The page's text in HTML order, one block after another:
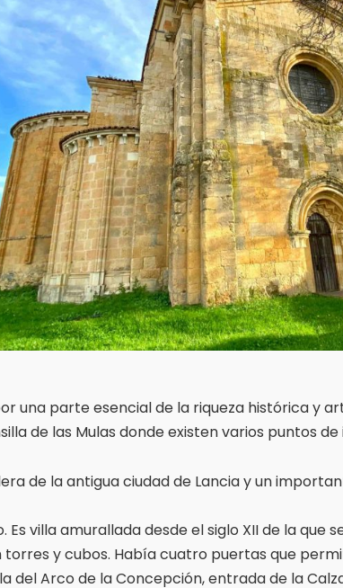
una parte esencial de la riqueza histórica y
de las Mulas donde existen varios puntos
de la antigua ciudad de Lancia y un
Es villa amurallada desde el siglo XII de la
y cubos. Había cuatro puertas que
del Arco de la Concepción, entrada de la